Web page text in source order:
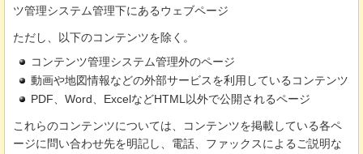
ツ管理システム管理下にあるウェブページ
ただし、以下のコンテンツを除く。
コンテンツ管理システム管理外のページ
動画や地図情報などの外部サービスを利用しているコンテンツ
PDF、Word、ExcelなどHTML以外で公開されるページ
これらのコンテンツについては、コンテンツを掲載している各ペ
ージに問い合わせ先を明記し、電話、ファックスによるご説明な